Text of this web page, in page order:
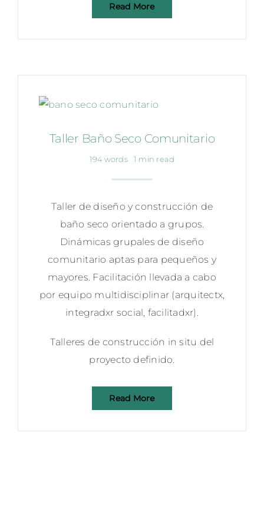
Read More
Taller Baño Seco Comunitario
194 words 1 min read
Taller de diseño y construcción de
baño seco orientado a grupos.
Dinámicas grupales de diseño
comunitario aptas para pequeños y
mayores. Facilitación llevada a cabo
por equipo multidisciplinar (arquitectx,
integradxr social, facilitadxr).
Talleres de construcción in situ del
proyecto definido.
Read More